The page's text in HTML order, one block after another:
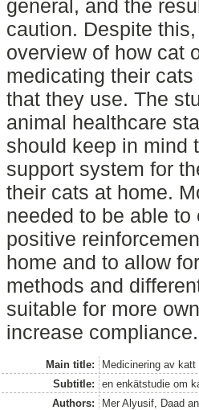
general, and the
caution. Despite
overview of how cat
medicating their
that they use. The
animal healthcare
should keep in mind
support system for
their cats at home.
needed to be able
positive
home and to allow
methods and
suitable for more
increase compliance.
Main title:
Medicinering av
Subtitle:
en enkätstudie om
Authors:
Mer Alyusif, Daad